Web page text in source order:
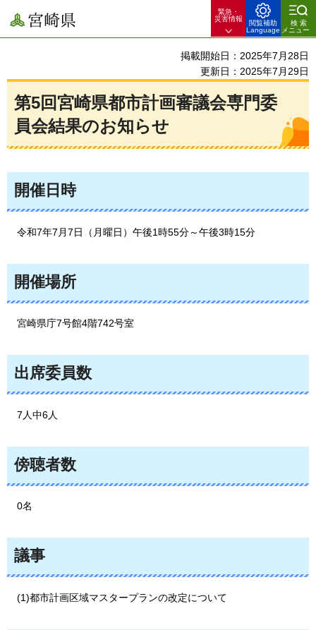
宮崎県
緊急・
災害情報
閲覧補助
Language
検索
メニュー
掲載開始日：2025年7月28日
更新日：2025年7月29日
第5回宮崎県都市計画審議会専門委
員会結果のお知らせ
開催日時
令和7年7月7日（月曜日）午後1時55分～午後3時15分
開催場所
宮崎県庁7号館4階742号室
出席委員数
7 人中6人
傍聴者数
0名
議事
(1)都市計画区域マスタープランの改定について